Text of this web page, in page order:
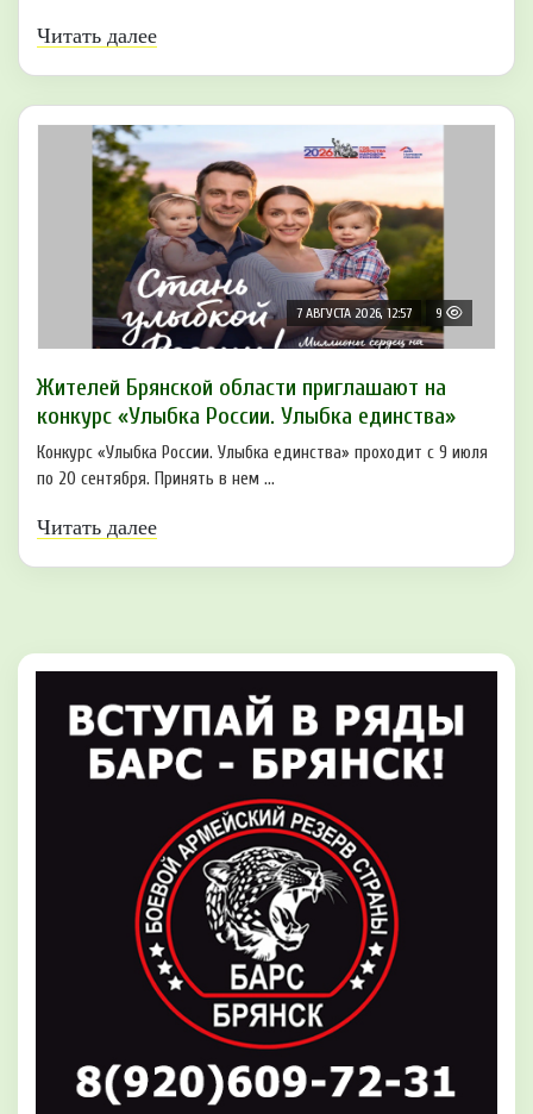
Читать далее
7 АВГУСТА 2026, 12:57 9
Жителей Брянской области приглашают на
конкурс «Улыбка России. Улыбка единства»
Конкурс «Улыбка России. Улыбка единства» проходит с 9 июля
по 20 сентября. Принять в нем ...
Читать далее